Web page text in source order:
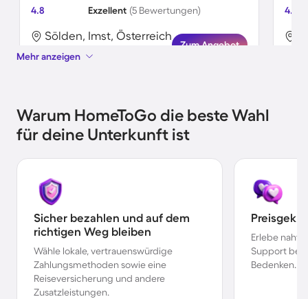
4.8
Exzellent (5 Bewertungen)
Sölden, Imst, Österreich
Zum Angebot
4.5
Mehr anzeigen
Warum HomeToGo die beste Wahl
für deine Unterkunft ist
Sicher bezahlen und auf dem
richtigen Weg bleiben
Wähle lokale, vertrauenswürdige
Zahlungsmethoden sowie eine
Reiseversicherung und andere
Zusatzleistungen.
Erlebe
Support bei
Bedenken.